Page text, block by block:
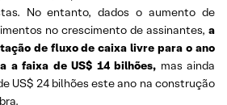
No entanto, dados o aumento de
no crescimento de assinantes, a
de fluxo de caixa livre para o ano
a faixa de US$ 14 bilhões, mas ainda
US$ 24 bilhões este ano na construção